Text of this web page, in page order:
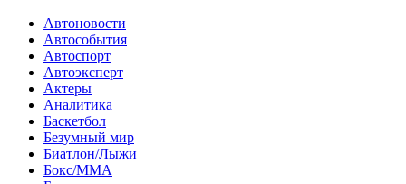
Автоновости
Автособытия
Автоспорт
Автоэксперт
Актеры
Аналитика
Баскетбол
Безумный мир
Биатлон/Лыжи
Бокс/MMA